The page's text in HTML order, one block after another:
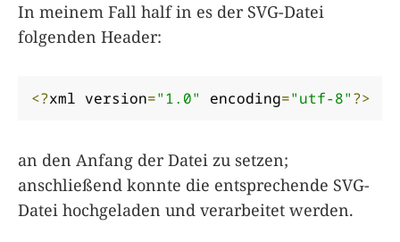
In meinem Fall half in es der SVG-Datei
folgenden Header:
<?xml version="1.0" encoding="utf-8"?>
an den Anfang der Datei zu setzen;
anschließend konnte die entsprechende SVG-
Datei hochgeladen und verarbeitet werden.